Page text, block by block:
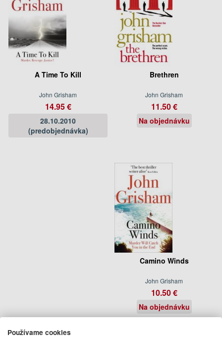
A Time To Kill
John Grisham
14.95 €
28.10.2010
(predobjednávka)
Brethren
John Grisham
11.50 €
Na objednávku
Camino Winds
John Grisham
10.50 €
Na objednávku
Používame cookies